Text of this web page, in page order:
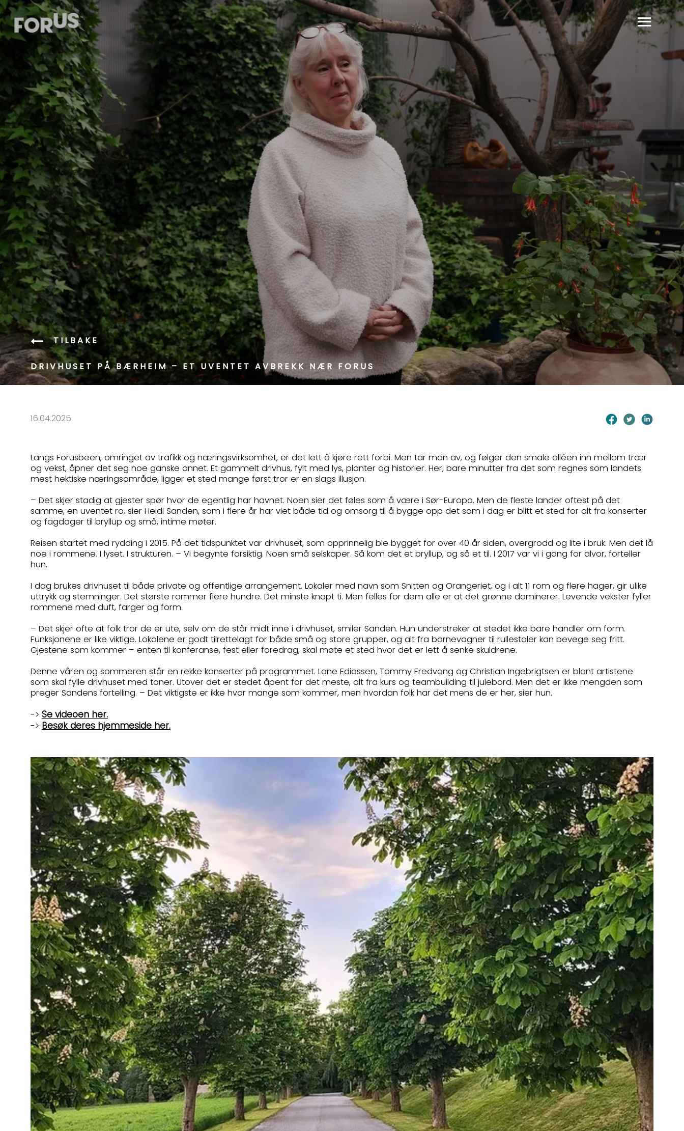
TILBAKE
DRIVHUSET PÅ BÆRHEIM – ET UVENTET AVBREKK NÆR FORUS
16.04.2025
Langs Forusbeen, omringet av trafikk og næringsvirksomhet, er det lett å kjøre rett forbi. Men tar man av, og følger den smale alléen inn mellom trær
og vekst, åpner det seg noe ganske annet. Et gammelt drivhus, fylt med lys, planter og historier. Her, bare minutter fra det som regnes som landets
mest hektiske næringsområde, ligger et sted mange først tror er en slags illusjon.
– Det skjer stadig at gjester spør hvor de egentlig har havnet. Noen sier det føles som å være i Sør-Europa. Men de fleste lander oftest på det
samme, en uventet ro, sier Heidi Sanden, som i flere år har viet både tid og omsorg til å bygge opp det som i dag er blitt et sted for alt fra konserter
og fagdager til bryllup og små, intime møter.
Reisen startet med rydding i 2015. På det tidspunktet var drivhuset, som opprinnelig ble bygget for over 40 år siden, overgrodd og lite i bruk. Men det lå
noe i rommene. I lyset. I strukturen. – Vi begynte forsiktig. Noen små selskaper. Så kom det et bryllup, og så et til. I 2017 var vi i gang for alvor, forteller
hun.
I dag brukes drivhuset til både private og offentlige arrangement. Lokaler med navn som Snitten og Orangeriet, og i alt 11 rom og flere hager, gir ulike
uttrykk og stemninger. Det største rommer flere hundre. Det minste knapt ti. Men felles for dem alle er at det grønne dominerer. Levende vekster fyller
rommene med duft, farger og form.
– Det skjer ofte at folk tror de er ute, selv om de står midt inne i drivhuset, smiler Sanden. Hun understreker at stedet ikke bare handler om form.
Funksjonene er like viktige. Lokalene er godt tilrettelagt for både små og store grupper, og alt fra barnevogner til rullestoler kan bevege seg fritt.
Gjestene som kommer – enten til konferanse, fest eller foredrag, skal møte et sted hvor det er lett å senke skuldrene.
Denne våren og sommeren står en rekke konserter på programmet. Lone Ediassen, Tommy Fredvang og Christian Ingebrigtsen er blant artistene
som skal fylle drivhuset med toner. Utover det er stedet åpent for det meste, alt fra kurs og teambuilding til julebord. Men det er ikke mengden som
preger Sandens fortelling. – Det viktigste er ikke hvor mange som kommer, men hvordan folk har det mens de er her, sier hun.
-> Se videoen her.
-> Besøk deres hjemmeside her.